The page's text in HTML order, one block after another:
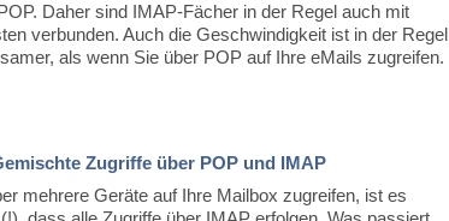
Daher sind IMAP-Fächer in der Regel auch mit
verbunden. Auch die Geschwindigkeit ist in der Regel
als wenn Sie über POP auf Ihre eMails zugreifen.
Zugriffe über POP und IMAP
mehrere Geräte auf Ihre Mailbox zugreifen, ist es